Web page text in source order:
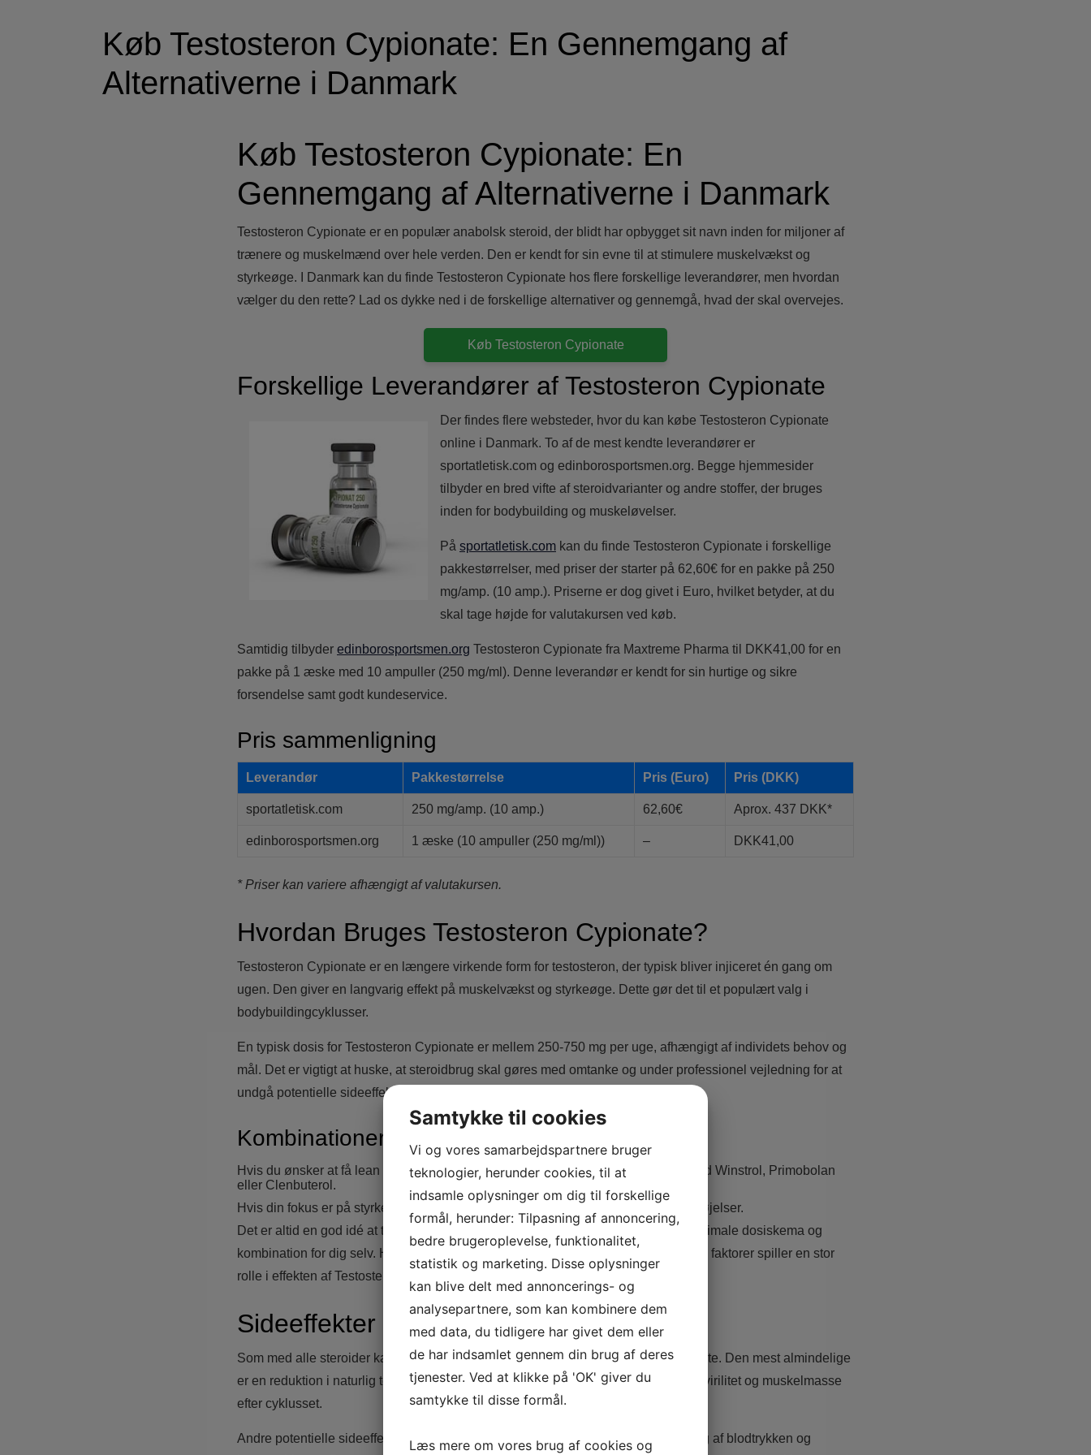
Køb Testosteron Cypionate: En Gennemgang af
Alternativerne i Danmark
Køb Testosteron Cypionate: En
Gennemgang af Alternativerne i Danmark
Testosteron Cypionate er en populær anabolsk steroid, der blidt har opbygget sit navn inden for miljoner af
trænere og muskelmænd over hele verden. Den er kendt for sin evne til at stimulere muskelvækst og
styrkeøge. I Danmark kan du finde Testosteron Cypionate hos flere forskellige leverandører, men hvordan
vælger du den rette? Lad os dykke ned i de forskellige alternativer og gennemgå, hvad der skal overvejes.
Køb Testosteron Cypionate
Forskellige Leverandører af Testosteron Cypionate
Der findes flere websteder, hvor du kan købe Testosteron Cypionate
online i Danmark. To af de mest kendte leverandører er
sportatletisk.com og edinborosportsmen.org. Begge hjemmesider
tilbyder en bred vifte af steroidvarianter og andre stoffer, der bruges
inden for bodybuilding og muskeløvelser.
På sportatletisk.com kan du finde Testosteron Cypionate i forskellige
pakkestørrelser, med priser der starter på 62,60€ for en pakke på 250
mg/amp. (10 amp.). Priserne er dog givet i Euro, hvilket betyder, at du
skal tage højde for valutakursen ved køb.
Samtidig tilbyder edinborosportsmen.org Testosteron Cypionate fra Maxtreme Pharma til DKK41,00 for en
pakke på 1 æske med 10 ampuller (250 mg/ml). Denne leverandør er kendt for sin hurtige og sikre
forsendelse samt godt kundeservice.
Pris sammenligning
Leverandør Pakkestørrelse Pris (Euro) Pris (DKK)
sportatletisk.com 250 mg/amp. (10 amp.) 62,60€ Aprox. 437 DKK*
edinborosportsmen.org 1 æske (10 ampuller (250 mg/ml)) – DKK41,00
* Priser kan variere afhængigt af valutakursen.
Hvordan Bruges Testosteron Cypionate?
Testosteron Cypionate er en længere virkende form for testosteron, der typisk bliver injiceret én gang om
ugen. Den giver en langvarig effekt på muskelvækst og styrkeøge. Dette gør det til et populært valg i
bodybuildingcyklusser.
En typisk dosis for Testosteron Cypionate er mellem 250-750 mg per uge, afhængigt af individets behov og
mål. Det er vigtigt at huske, at steroidbrug skal gøres med omtanke og under professionel vejledning for at
undgå potentielle sideeffekter.
Kombinationer med andre Stoffer
Hvis du ønsker at få lean muskelmasse, kombiner Testosteron Cypionate godt med Winstrol, Primobolan
eller Clenbuterol.
Hvis din fokus er på styrke og ydeevne, kan Anavar eller Halotestin være gode tilføjelser.
Det er altid en god idé at tale med en læge eller steroidvejleder for at finde den optimale dosiskema og
kombination for dig selv. Husk også at overvåge din ernæring og træning, da disse faktorer spiller en stor
rolle i effekten af Testosteron Cypionate.
Sideeffekter og Risici
Som med alle steroider kan der være sideeffekter ved brug af Testosteron Cypionate. Den mest almindelige
er en reduktion i naturlig testosteronproduktion, hvilket kan føre til problemer med virilitet og muskelmasse
efter cyklusset.
Andre potentielle sideeffekter inkluderer androgenisk acne, øget kogning, skæving af blodtrykken og
Samtykke til cookies
Vi og vores samarbejdspartnere bruger
teknologier, herunder cookies, til at
indsamle oplysninger om dig til forskellige
formål, herunder: Tilpasning af annoncering,
bedre brugeroplevelse, funktionalitet,
statistik og marketing. Disse oplysninger
kan blive delt med annoncerings- og
analysepartnere, som kan kombinere dem
med data, du tidligere har givet dem eller
de har indsamlet gennem din brug af deres
tjenester. Ved at klikke på 'OK' giver du
samtykke til disse formål.
Læs mere om vores brug af cookies og